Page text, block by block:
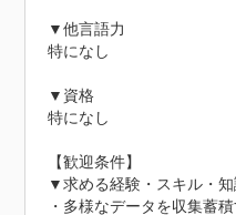
▼他言語力
特になし
▼資格
特になし
【歓迎条件】
▼求める経験・スキル・
・多様なデータを収集蓄